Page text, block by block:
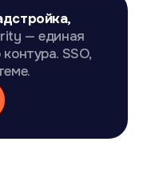
— единая
SSO,